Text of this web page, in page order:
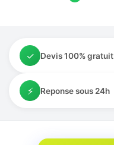
✓ Devis 100% gratuit
⚡ Reponse sous 24h